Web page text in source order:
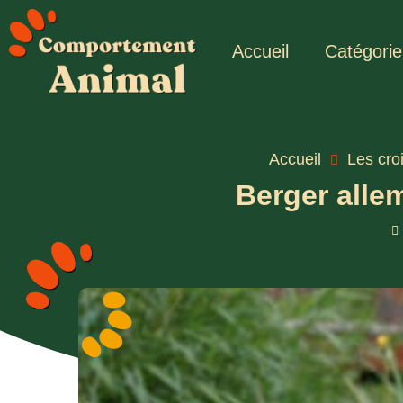
Accueil Catégorie
Accueil Les
Berger